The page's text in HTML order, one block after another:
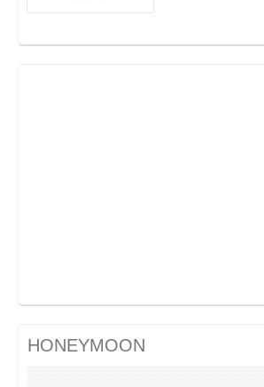
HONEYMOON